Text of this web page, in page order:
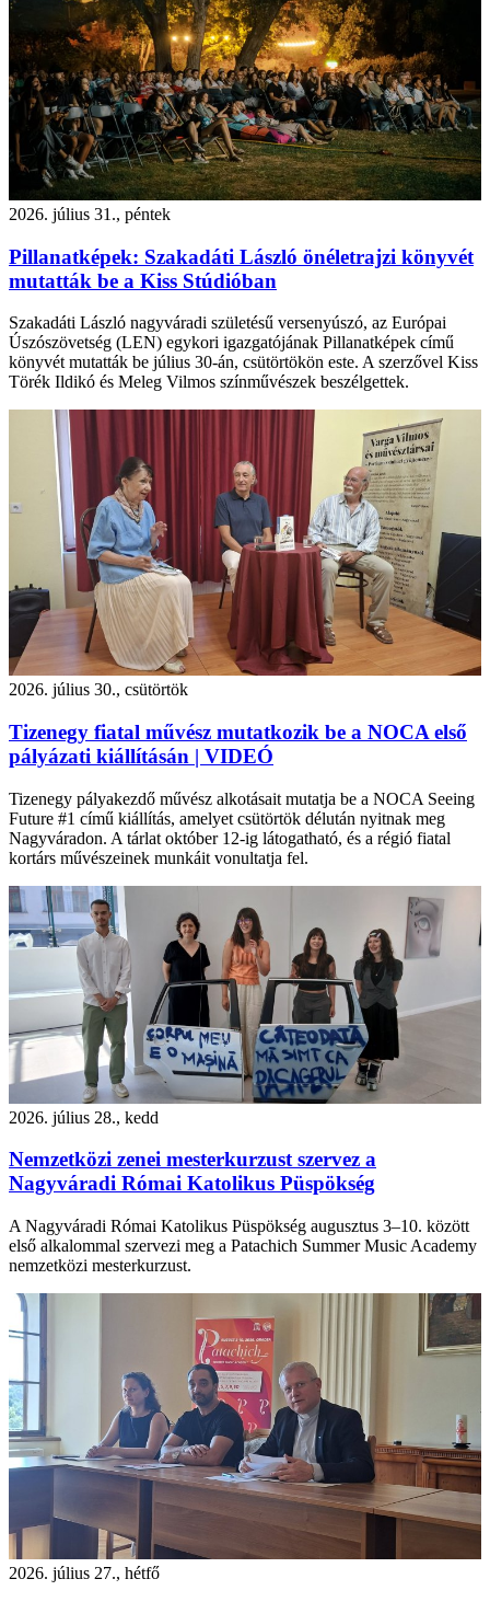
2026. július 31., péntek
Pillanatképek: Szakadáti László önéletrajzi könyvét
mutatták be a Kiss Stúdióban
Szakadáti László nagyváradi születésű versenyúszó, az Európai
Úszószövetség (LEN) egykori igazgatójának Pillanatképek című
könyvét mutatták be július 30-án, csütörtökön este. A szerzővel Kiss
Törék Ildikó és Meleg Vilmos színművészek beszélgettek.
2026. július 30., csütörtök
Tizenegy fiatal művész mutatkozik be a NOCA első
pályázati kiállításán | VIDEÓ
Tizenegy pályakezdő művész alkotásait mutatja be a NOCA Seeing
Future #1 című kiállítás, amelyet csütörtök délután nyitnak meg
Nagyváradon. A tárlat október 12-ig látogatható, és a régió fiatal
kortárs művészeinek munkáit vonultatja fel.
2026. július 28., kedd
Nemzetközi zenei mesterkurzust szervez a
Nagyváradi Római Katolikus Püspökség
A Nagyváradi Római Katolikus Püspökség augusztus 3–10. között
első alkalommal szervezi meg a Patachich Summer Music Academy
nemzetközi mesterkurzust.
2026. július 27., hétfő